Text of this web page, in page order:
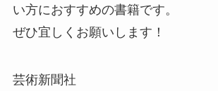
い方におすすめの書籍です。
ぜひ宜しくお願いします！
芸術新聞社